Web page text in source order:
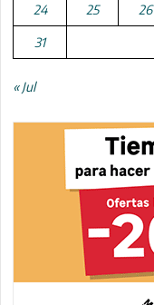
24 25 26
31
« Jul